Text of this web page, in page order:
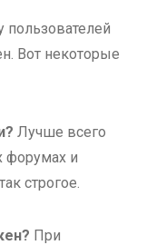
пользователей
Вот некоторые
Лучше всего
форумах и
строгое.
При